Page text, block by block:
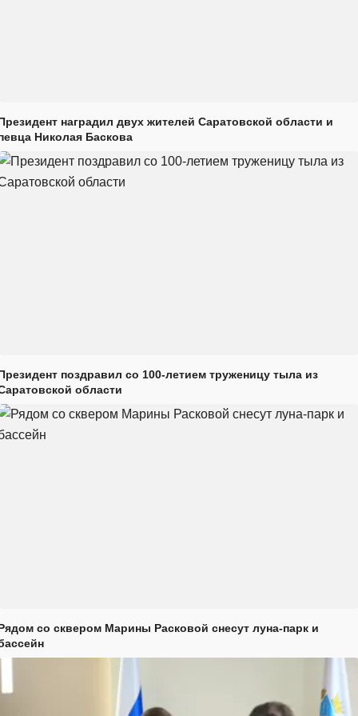
наградил двух жителей Саратовской области и
Николая Баскова
поздравил со 100-летием труженицу тыла из
области
со сквером Марины Расковой снесут луна-парк и